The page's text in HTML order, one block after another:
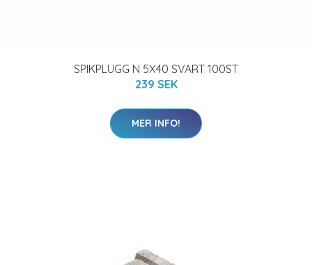
SPIKPLUGG N 5X40 SVART 100ST
239 SEK
MER INFO!